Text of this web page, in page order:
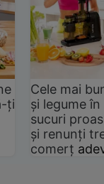
ți
Cele mai
și legume
sucuri
și renunți
comerț